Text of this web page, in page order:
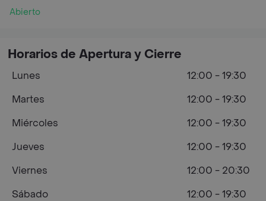
Abierto
Horarios de Apertura y Cierre
Lunes
12:00 - 19:30
Martes
12:00 - 19:30
Miércoles
12:00 - 19:30
Jueves
12:00 - 19:30
Viernes
12:00 - 20:30
Sábado
12:00 - 19:30